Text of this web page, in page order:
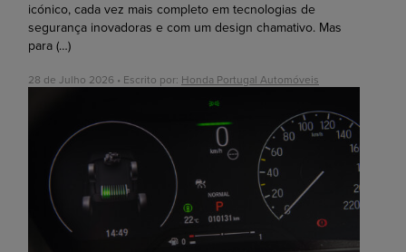
icónico, cada vez mais completo em tecnologias de
segurança inovadoras e com um design chamativo. Mas
para (…)
28 de Julho 2026 • Escrito por: Honda Portugal Automóveis